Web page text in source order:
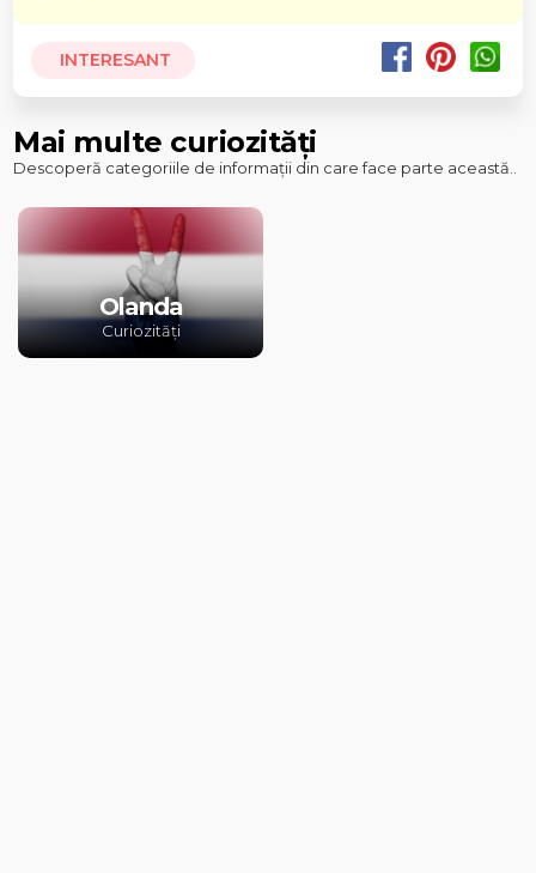
INTERESANT
Mai multe curiozități
Descoperă categoriile de informații din care face parte această..
Olanda
Curiozități